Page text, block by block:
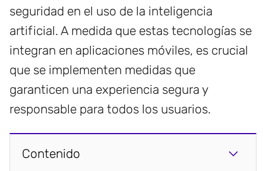
seguridad en el uso de la inteligencia
artificial. A medida que estas tecnologías se
integran en aplicaciones móviles, es crucial
que se implementen medidas que
garanticen una experiencia segura y
responsable para todos los usuarios.
Contenido